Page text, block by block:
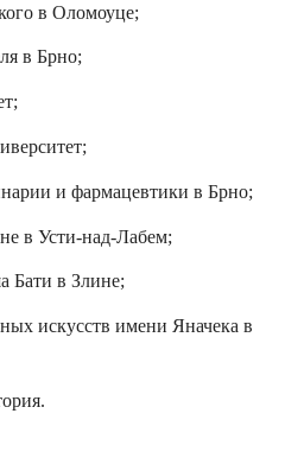
в Оломоуце;
в Брно;
и фармацевтики в Брно;
в Усти-над-Лабем;
Бати в Злине;
искусств имени Яначека в